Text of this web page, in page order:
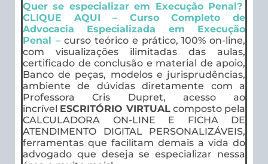
Quer se especializar em Execução Penal?
CLIQUE AQUI – Curso Completo de
Advocacia Especializada em Execução
Penal –curso teórico e prático, 100% on-line,
com visualizações ilimitadas das aulas,
certificado de conclusão e material de apoio,
Banco de peças, modelos e jurisprudências,
ambiente de dúvidas diretamente com a
Professora Cris Dupret, acesso ao
incrível ESCRITÓRIO VIRTUALcomposto pela
CALCULADORA ON-LINE E FICHA DE
ATENDIMENTO DIGITAL PERSONALIZÁVEIS,
ferramentas que facilitam demais a vida do
advogado que deseja se especializar nessa